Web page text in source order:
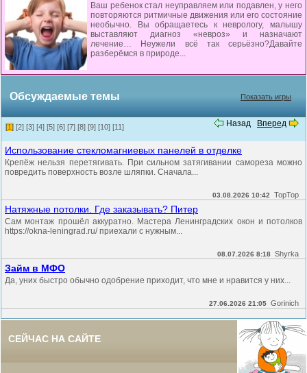
Ваш ребенок стал неуправляем или подавлен, у него
повторяются ритмичные движения или его состояние
необычно. Вы обращаетесь к неврологу, малышу
выставляют диагноз «невроз» и назначают
лечение… Неужели всё так серьёзно?Давайте
разберёмся в природе...
Обсуждаемые темы Показать игры
Назад Вперед
[1] [2] [3] [4] [5] [6] [7] [8] [9] [10] [11]
Использование стекломагниевых панелей в отделке
Крепёж нельзя перетягивать. При сильном затягивании самореза можно
повредить поверхность возле шляпки. Сначала...
03.08.2026 10:42 TopTop
Натяжные потолки. Где заказывать? Питер
Сам монтаж прошёл аккуратно. Мастера Ленинградских окон и потолков
https://okna-leningrad.ru/ приехали с нужным...
08.07.2026 8:18 Shyrka
Займ в МФО
Да, уних быстро обычно одобрение приходит, что мне и нравится у них...
27.06.2026 21:05 Gorinich
СЕЙЧАС НА САЙТЕ